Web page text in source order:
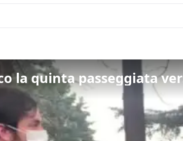
la quinta passeggiata